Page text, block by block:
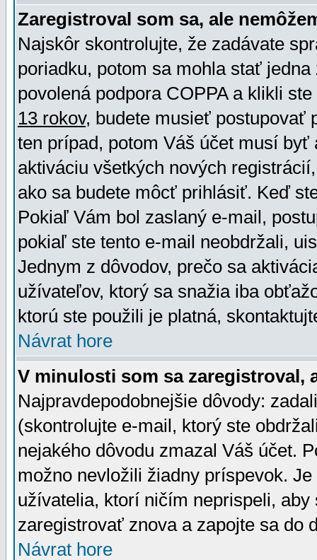
Zaregistroval som sa, ale
Najskôr skontrolujte, že zadávate
poriadku, potom sa mohla stať
povolená podpora COPPA a klikli
13 rokov, budete musieť postupovať
ten prípad, potom Váš účet musí
aktiváciu všetkých nových
ako sa budete môcť prihlásiť. Keď
Pokiaľ Vám bol zaslaný e-mail,
pokiaľ ste tento e-mail neobdržali,
Jednym z dôvodov, prečo sa
užívateľov, ktorý sa snažia iba
ktorú ste použili je platná,
Návrat hore
V minulosti som sa zaregistroval,
Najpravdepodobnejšie dôvody:
(skontrolujte e-mail, ktorý ste
nejakého dôvodu zmazal Váš účet.
možno nevložili žiadny príspevok.
užívatelia, ktorí ničím neprispeli,
zaregistrovať znova a zapojte sa do
Návrat hore